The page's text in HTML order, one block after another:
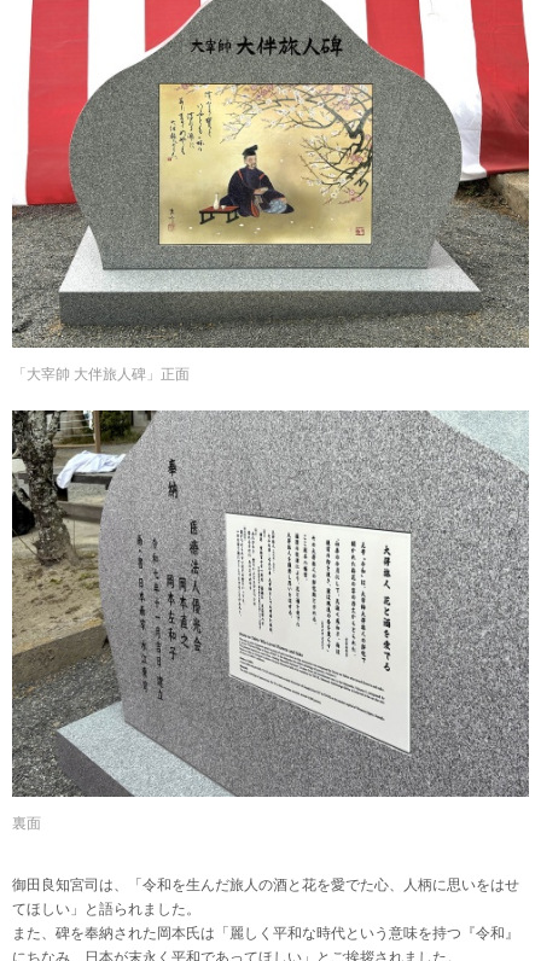
「大宰帥 大伴旅人碑」正面
裏面
御田良知宮司は、「令和を生んだ旅人の酒と花を愛でた心、人柄に思いをはせ
てほしい」と語られました。
また、碑を奉納された岡本氏は「麗しく平和な時代という意味を持つ『令和』
にちなみ、日本が末永く平和であってほしい」とご挨拶されました。